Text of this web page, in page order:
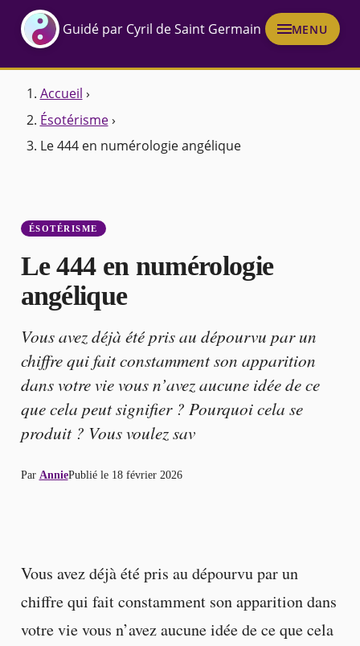
Guidé par Cyril de Saint Germain MENU
Accueil ›
Ésotérisme ›
Le 444 en numérologie angélique
ÉSOTÉRISME
Le 444 en numérologie
angélique
Vous avez déjà été pris au dépourvu par un
chiffre qui fait constamment son apparition
dans votre vie vous n’avez aucune idée de ce
que cela peut signifier ? Pourquoi cela se
produit ? Vous voulez sav
Par AnniePublié le 18 février 2026
Vous avez déjà été pris au dépourvu par un
chiffre qui fait constamment son apparition dans
votre vie vous n’avez aucune idée de ce que cela